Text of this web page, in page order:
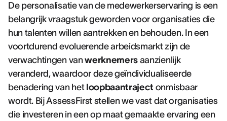
De personalisatie van de medewerkerservaring is een
belangrijk vraagstuk geworden voor organisaties die
hun talenten willen aantrekken en behouden. In een
voortdurend evoluerende arbeidsmarkt zijn de
verwachtingen vanwerknemers aanzienlijk
veranderd, waardoor deze geïndividualiseerde
benadering van het loopbaantraject onmisbaar
wordt. Bij AssessFirst stellen we vast dat organisaties
die investeren in een op maat gemaakte ervaring een